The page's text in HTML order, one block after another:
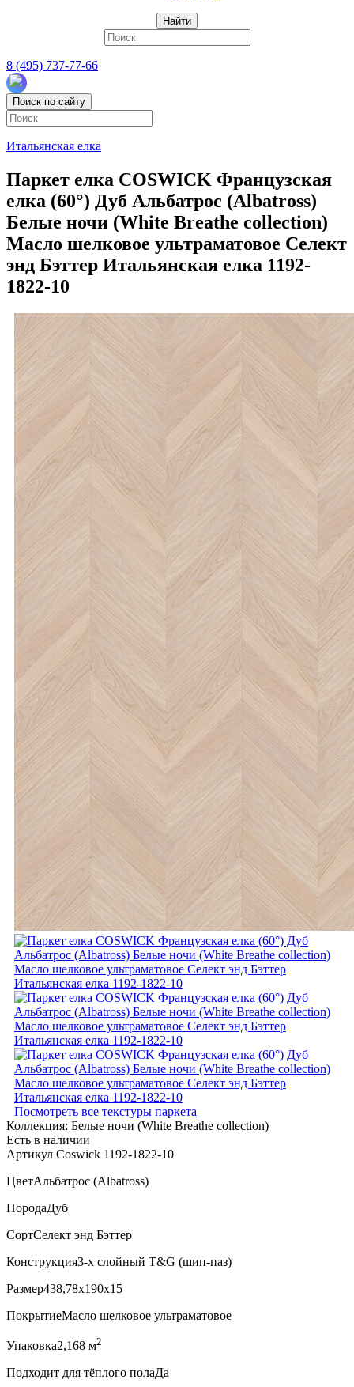
Найти
8 (495) 737-77-66
Поиск по сайту
Итальянская елка
Паркет елка COSWICK Французская
елка (60°) Дуб Альбатрос (Albatross)
Белые ночи (White Breathe collection)
Масло шелковое ультраматовое Селект
энд Бэттер Итальянская елка 1192-
1822-10
Посмотреть все текстуры паркета
Коллекция: Белые ночи (White Breathe collection)
Есть в наличии
Артикул Coswick 1192-1822-10
ЦветАльбатрос (Albatross)
ПородаДуб
СортСелект энд Бэттер
Конструкция3-х слойный T&G (шип-паз)
Размер438,78x190x15
ПокрытиеМасло шелковое ультраматовое
Упаковка2,168 м2
Подходит для тёплого полаДа